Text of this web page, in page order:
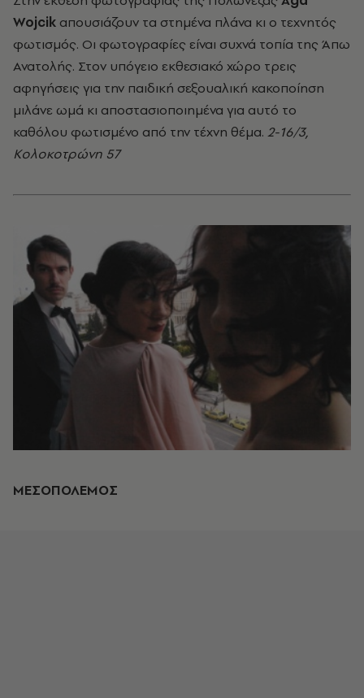
Wojcik απουσιάζουν τα στημένα πλάνα κι ο τεχνητός
φωτισμός. Οι φωτογραφίες είναι συχνά τοπία της Άπω
Ανατολής. Στον υπόγειο εκθεσιακό χώρο τρεις
αφηγήσεις για την παιδική σεξουαλική κακοποίηση
μιλάνε ωμά κι αποστασιοποιημένα για αυτό το
καθόλου φωτισμένο από την τέχνη θέμα. 2-16/3,
Κολοκοτρώνη 57
ΜΕΣΟΠΟΛΕΜΟΣ